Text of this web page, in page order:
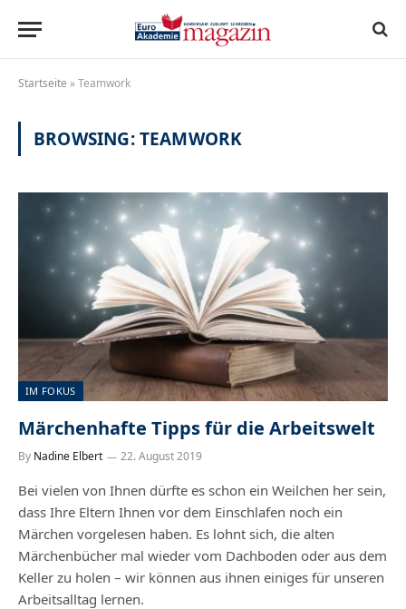
Startseite »Teamwork
BROWSING:TEAMWORK
IM FOKUS
Märchenhafte Tipps für die Arbeitswelt
By Nadine Elbert 22. August 2019
Bei vielen von Ihnen dürfte es schon ein Weilchen her sein,
dass Ihre Eltern Ihnen vor dem Einschlafen noch ein
Märchen vorgelesen haben. Es lohnt sich, die alten
Märchenbücher mal wieder vom Dachboden oder aus dem
Keller zu holen – wir können aus ihnen einiges für unseren
Arbeitsalltag lernen.